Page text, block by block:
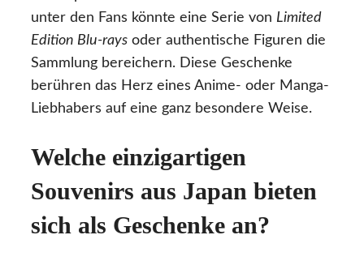
unter den Fans könnte eine Serie von Limited
Edition Blu-rays oder authentische Figuren die
Sammlung bereichern. Diese Geschenke
berühren das Herz eines Anime- oder Manga-
Liebhabers auf eine ganz besondere Weise.
Welche einzigartigen
Souvenirs aus Japan bieten
sich als Geschenke an?